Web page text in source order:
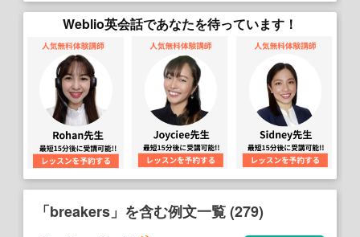
Weblio英会話であなたを待っています！
「breakers」を含む例文一覧 (279)